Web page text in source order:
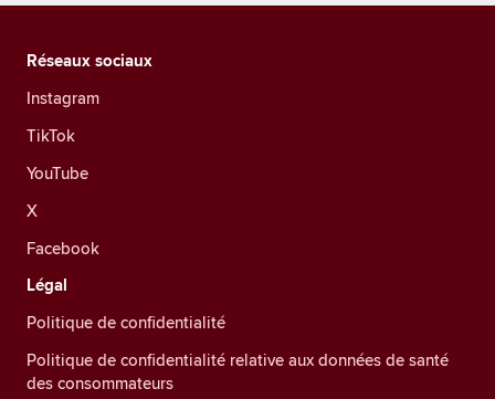
Réseaux sociaux
Instagram
TikTok
YouTube
X
Facebook
Légal
Politique de confidentialité
Politique de confidentialité relative aux données de santé
des consommateurs